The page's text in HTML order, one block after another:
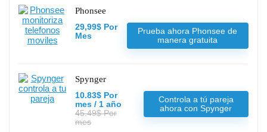
Phonsee
29,99$ Por
Mes
Prueba ahora Phonsee de
manera gratuita
Spynger
10.83$ Por
mes / 1 año
45.49$ Por
mes
Controla a tú pareja
ahora con Spynger